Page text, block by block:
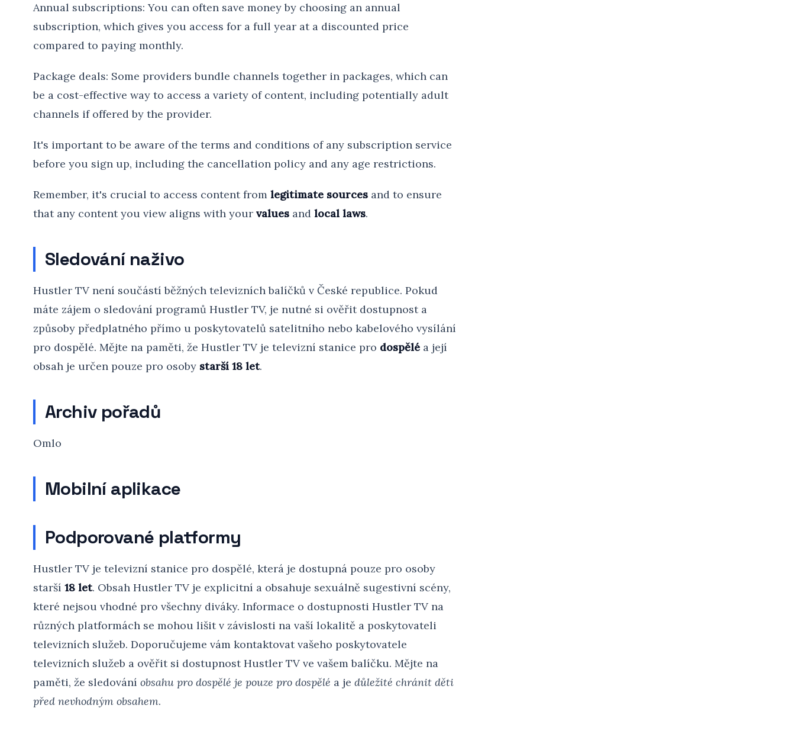
Annual subscriptions: You can often save money by choosing an annual
subscription, which gives you access for a full year at a discounted price
compared to paying monthly.
Package deals: Some providers bundle channels together in packages, which can
be a cost-effective way to access a variety of content, including potentially adult
channels if offered by the provider.
It's important to be aware of the terms and conditions of any subscription service
before you sign up, including the cancellation policy and any age restrictions.
Remember, it's crucial to access content from legitimate sources and to ensure
that any content you view aligns with your values and local laws.
Sledování naživo
Hustler TV není součástí běžných televizních balíčků v České republice. Pokud
máte zájem o sledování programů Hustler TV, je nutné si ověřit dostupnost a
způsoby předplatného přímo u poskytovatelů satelitního nebo kabelového vysílání
pro dospělé. Mějte na paměti, že Hustler TV je televizní stanice pro dospělé a její
obsah je určen pouze pro osoby starší 18 let.
Archiv pořadů
Omlo
Mobilní aplikace
Podporované platformy
Hustler TV je televizní stanice pro dospělé, která je dostupná pouze pro osoby
starší 18 let. Obsah Hustler TV je explicitní a obsahuje sexuálně sugestivní scény,
které nejsou vhodné pro všechny diváky. Informace o dostupnosti Hustler TV na
různých platformách se mohou lišit v závislosti na vaší lokalitě a poskytovateli
televizních služeb. Doporučujeme vám kontaktovat vašeho poskytovatele
televizních služeb a ověřit si dostupnost Hustler TV ve vašem balíčku. Mějte na
paměti, že sledování obsahu pro dospělé je pouze pro dospělé a je důležité chránit děti
před nevhodným obsahem.